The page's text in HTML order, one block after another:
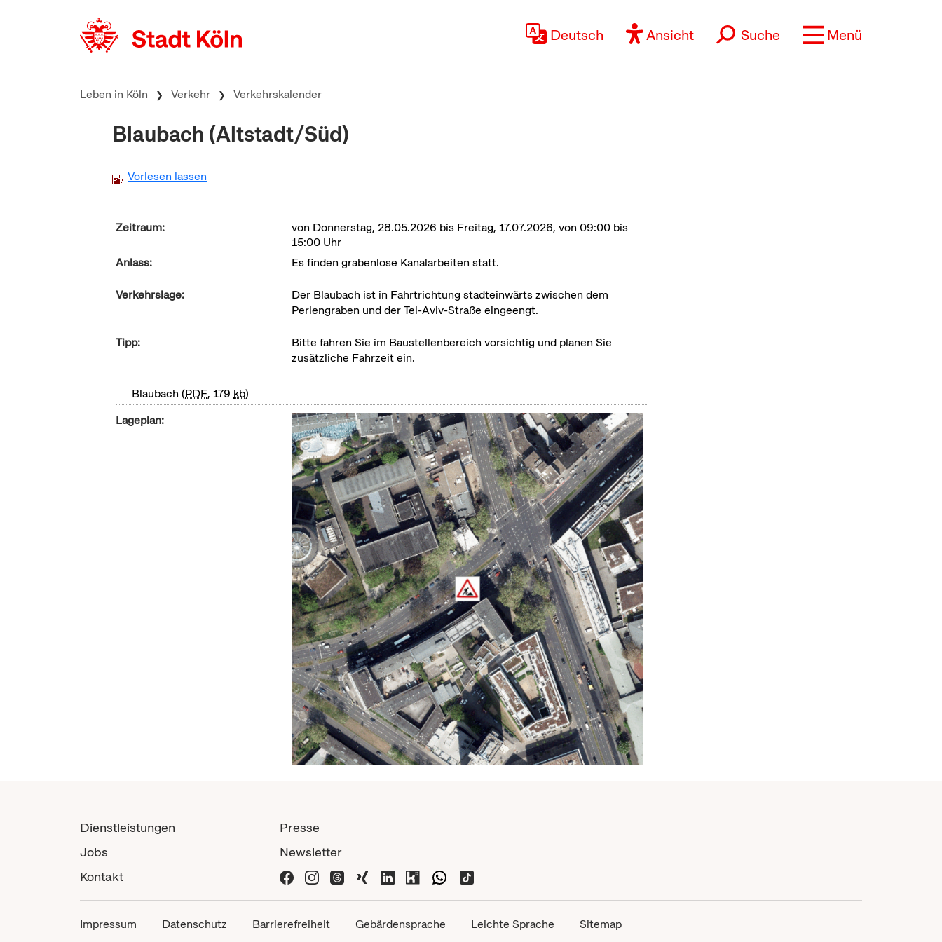
Deutsch Ansicht Suche Menü
Leben in Köln Verkehr Verkehrskalender
Blaubach (Altstadt/Süd)
Vorlesen lassen
Zeitraum:
von Donnerstag, 28.05.2026 bis Freitag, 17.07.2026, von 09:00 bis
15:00 Uhr
Anlass:
Es finden grabenlose Kanalarbeiten statt.
Verkehrslage:
Der Blaubach ist in Fahrtrichtung stadteinwärts zwischen dem
Perlengraben und der Tel-Aviv-Straße eingeengt.
Tipp:
Bitte fahren Sie im Baustellenbereich vorsichtig und planen Sie
zusätzliche Fahrzeit ein.
Blaubach PDF, 179 kb
Lageplan:
Dienstleistungen
Jobs
Kontakt
Presse
Newsletter
Impressum Datenschutz Barrierefreiheit Gebärdensprache Leichte Sprache Sitemap